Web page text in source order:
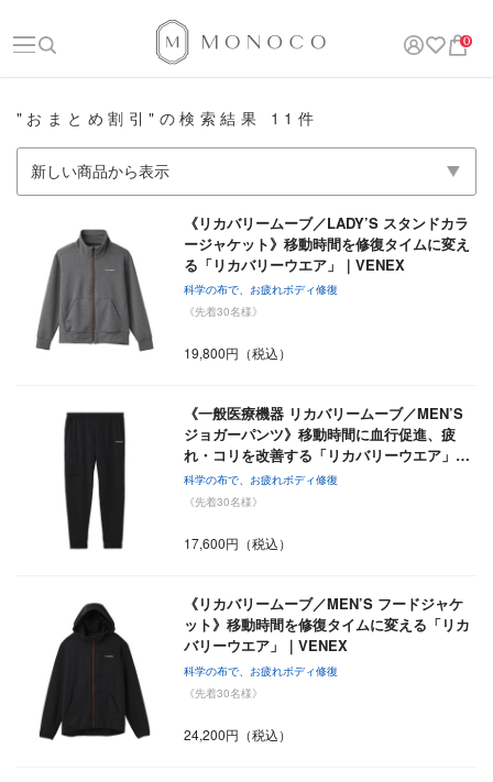
0
"おまとめ割引"の検索結果 11件
《リカバリームーブ／LADY’S スタンドカラ
ージャケット》移動時間を修復タイムに変え
る「リカバリーウエア」｜VENEX
科学の布で、お疲れボディ修復
《先着30名様》
19,800円（税込）
《一般医療機器 リカバリームーブ／MEN’S
ジョガーパンツ》移動時間に血行促進、疲
れ・コリを改善する「リカバリーウエア」…
科学の布で、お疲れボディ修復
《先着30名様》
17,600円（税込）
《リカバリームーブ／MEN’S フードジャケ
ット》移動時間を修復タイムに変える「リカ
バリーウエア」｜VENEX
科学の布で、お疲れボディ修復
《先着30名様》
24,200円（税込）